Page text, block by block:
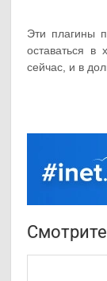
Эти плагины
оставаться в
сейчас, и в